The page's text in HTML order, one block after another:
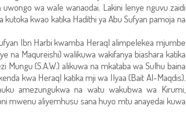
wa wale wanaodai. Lakini lenye nguvu zaidi
kwao katika Hadithi ya Abu Sufyan pamoja na
Ibn Harbi kwamba Heraql alimpelekea mjumbe
na Maqureishi) walikuwa wakifanya biashara katika
(S.A.W.) alikuwa na mkataba wa Sulhu baina
kwa Heraql katika mji wa Ilyaa (Bait Al-Maqdis).
amezungukwa na watu wakubwa wa Kirumi,
mwenu aliyemhusu sana huyo mtu anayedai kuwa